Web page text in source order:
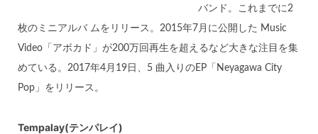
バンド。これまでに2
枚のミニアルバ ムをリリース。2015年7月に公開した Music
Video「アボカド」が200万回再生を超えるなど大きな注目を集
めている。2017年4月19日、5 曲入りのEP「Neyagawa City
Pop」をリリース。
Tempalay(テンパレイ)